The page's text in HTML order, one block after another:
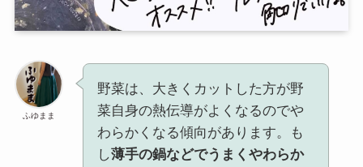
ふゆまま
野菜は、大きくカットした方が野
菜自身の熱伝導がよくなるのでや
わらかくなる傾向があります。も
し薄手の鍋などでうまくやわらか